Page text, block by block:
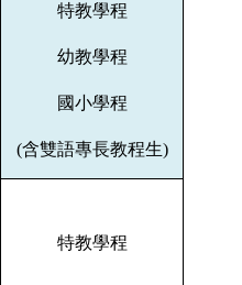
特教學程
幼教學程
國小學程
(含雙語專長教程生)
特教學程